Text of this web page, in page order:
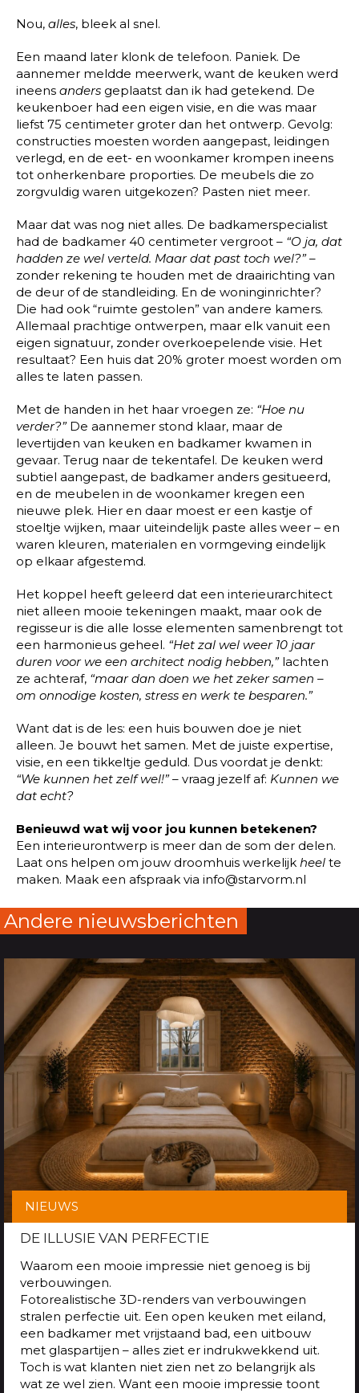
Nou, alles, bleek al snel.
Een maand later klonk de telefoon. Paniek. De
aannemer meldde meerwerk, want de keuken werd
ineens anders geplaatst dan ik had getekend. De
keukenboer had een eigen visie, en die was maar
liefst 75 centimeter groter dan het ontwerp. Gevolg:
constructies moesten worden aangepast, leidingen
verlegd, en de eet- en woonkamer krompen ineens
tot onherkenbare proporties. De meubels die zo
zorgvuldig waren uitgekozen? Pasten niet meer.
Maar dat was nog niet alles. De badkamerspecialist
had de badkamer 40 centimeter vergroot – “O ja, dat
hadden ze wel verteld. Maar dat past toch wel?”–
zonder rekening te houden met de draairichting van
de deur of de standleiding. En de woninginrichter?
Die had ook “ruimte gestolen” van andere kamers.
Allemaal prachtige ontwerpen, maar elk vanuit een
eigen signatuur, zonder overkoepelende visie. Het
resultaat? Een huis dat 20% groter moest worden om
alles te laten passen.
Met de handen in het haar vroegen ze: “Hoe nu
verder?”De aannemer stond klaar, maar de
levertijden van keuken en badkamer kwamen in
gevaar. Terug naar de tekentafel. De keuken werd
subtiel aangepast, de badkamer anders gesitueerd,
en de meubelen in de woonkamer kregen een
nieuwe plek. Hier en daar moest er een kastje of
stoeltje wijken, maar uiteindelijk paste alles weer – en
waren kleuren, materialen en vormgeving eindelijk
op elkaar afgestemd.
Het koppel heeft geleerd dat een interieurarchitect
niet alleen mooie tekeningen maakt, maar ook de
regisseur is die alle losse elementen samenbrengt tot
een harmonieus geheel. “Het zal wel weer 10 jaar
duren voor we een architect nodig hebben,”lachten
ze achteraf, “maar dan doen we het zeker samen –
om onnodige kosten, stress en werk te besparen.”
Want dat is de les: een huis bouwen doe je niet
alleen. Je bouwt het samen. Met de juiste expertise,
visie, en een tikkeltje geduld. Dus voordat je denkt:
“We kunnen het zelf wel!”– vraag jezelf af: Kunnen we
dat echt?
Benieuwd wat wij voor jou kunnen betekenen?
Een interieurontwerp is meer dan de som der delen.
Laat ons helpen om jouw droomhuis werkelijk heel te
maken. Maak een afspraak via info@starvorm.nl
Andere nieuwsberichten
NIEUWS
DE ILLUSIE VAN PERFECTIE
Waarom een mooie impressie niet genoeg is bij
verbouwingen.
Fotorealistische 3D-renders van verbouwingen
stralen perfectie uit. Een open keuken met eiland,
een badkamer met vrijstaand bad, een uitbouw
met glaspartijen – alles ziet er indrukwekkend uit.
Toch is wat klanten niet zien net zo belangrijk als
wat ze wel zien. Want een mooie impressie toont